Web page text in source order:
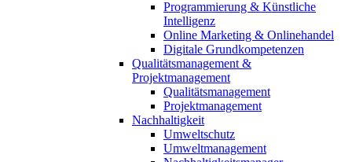
Programmierung & Künstliche
Intelligenz
Online Marketing & Onlinehandel
Digitale Grundkompetenzen
Qualitätsmanagement &
Projektmanagement
Qualitätsmanagement
Projektmanagement
Nachhaltigkeit
Umweltschutz
Umweltmanagement